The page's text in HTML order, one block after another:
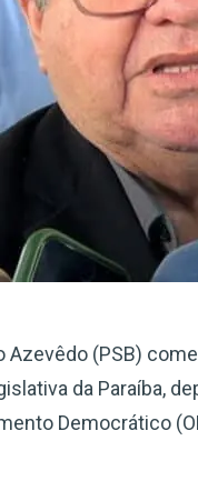
Azevêdo (PSB)
da Paraíba,
Democrático